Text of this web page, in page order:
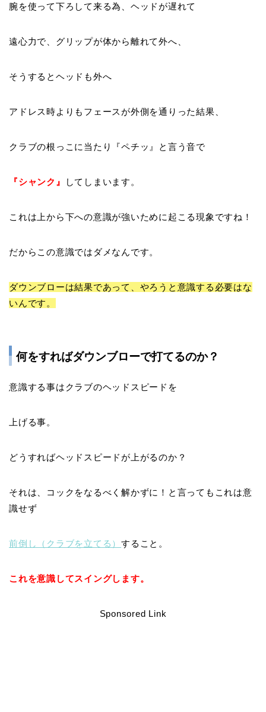
腕を使って下ろして来る為、ヘッドが遅れて
遠心力で、グリップが体から離れて外へ、
そうするとヘッドも外へ
アドレス時よりもフェースが外側を通りった結果、
クラブの根っこに当たり『ペチッ 』と言う音で
『シャンク 』 してしまいます。
これは上から下への意識が強いために起こる現象ですね！
だからこの意識ではダメなんです。
ダウンブローは結果であって、やろうと意識する必要はな
いんです。
何をすればダウンブローで打てるのか？
意識する事はクラブのヘッドスピードを
上げる事。
どうすればヘッドスピードが上がるのか？
それは、コックをなるべく解かずに！と言ってもこれは意
識せず
前倒し（クラブを立てる）すること。
これを意識してスイングします。
Sponsored Link